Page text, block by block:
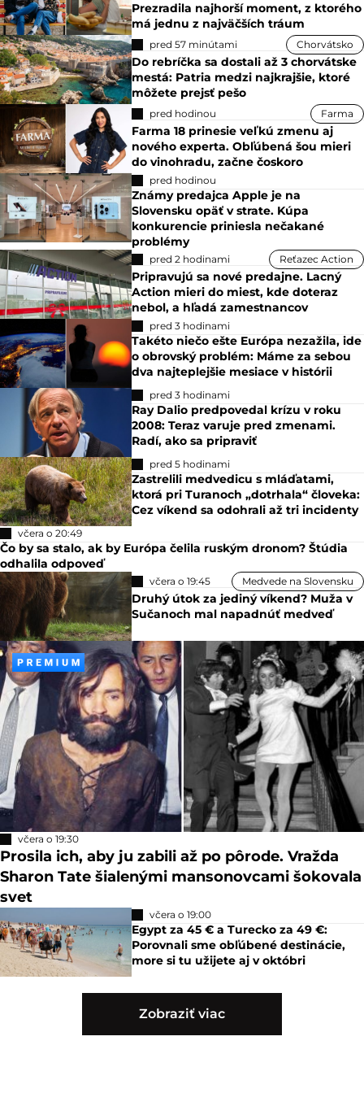
Prezradila najhorší moment, z ktorého
má jednu z najväčších tráum
pred 57 minútami Chorvátsko
Do rebríčka sa dostali až 3 chorvátske
mestá: Patria medzi najkrajšie, ktoré
môžete prejsť pešo
pred hodinou Farma
Farma 18 prinesie veľkú zmenu aj
nového experta. Obľúbená šou mieri
do vinohradu, začne čoskoro
pred hodinou
Známy predajca Apple je na
Slovensku opäť v strate. Kúpa
konkurencie priniesla nečakané
problémy
pred 2 hodinami Reťazec Action
Pripravujú sa nové predajne. Lacný
Action mieri do miest, kde doteraz
nebol, a hľadá zamestnancov
pred 3 hodinami
Takéto niečo ešte Európa nezažila, ide
o obrovský problém: Máme za sebou
dva najteplejšie mesiace v histórii
pred 3 hodinami
Ray Dalio predpovedal krízu v roku
2008: Teraz varuje pred zmenami.
Radí, ako sa pripraviť
pred 5 hodinami
Zastrelili medvedicu s mláďatami,
ktorá pri Turanoch „dotrhala“ človeka:
Cez víkend sa odohrali až tri incidenty
včera o 20:49
Čo by sa stalo, ak by Európa čelila ruským dronom? Štúdia
odhalila odpoveď
včera o 19:45 Medvede na Slovensku
Druhý útok za jediný víkend? Muža v
Sučanoch mal napadnúť medveď
včera o 19:30
Prosila ich, aby ju zabili až po pôrode. Vražda
Sharon Tate šialenými mansonovcami šokovala
svet
včera o 19:00
Egypt za 45 € a Turecko za 49 €:
Porovnali sme obľúbené destinácie,
more si tu užijete aj v októbri
Zobraziť viac